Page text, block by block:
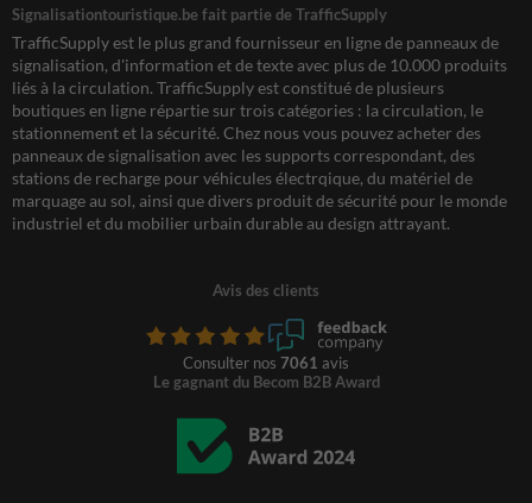
Signalisationtouristique.be fait partie de TrafficSupply
TrafficSupply est le plus grand fournisseur en ligne de panneaux de
signalisation, d'information et de texte avec plus de 10.000 produits
liés à la circulation. TrafficSupply est constitué de plusieurs
boutiques en ligne répartie sur trois catégories : la circulation, le
stationnement et la sécurité. Chez nous vous pouvez acheter des
panneaux de signalisation avec les supports correspondant, des
stations de recharge pour véhicules électrqique, du matériel de
marquage au sol, ainsi que divers produit de sécurité pour le monde
industriel et du mobilier urbain durable au design attrayant.
Avis des clients
Consulter nos 7061 avis
Le gagnant du Becom B2B Award